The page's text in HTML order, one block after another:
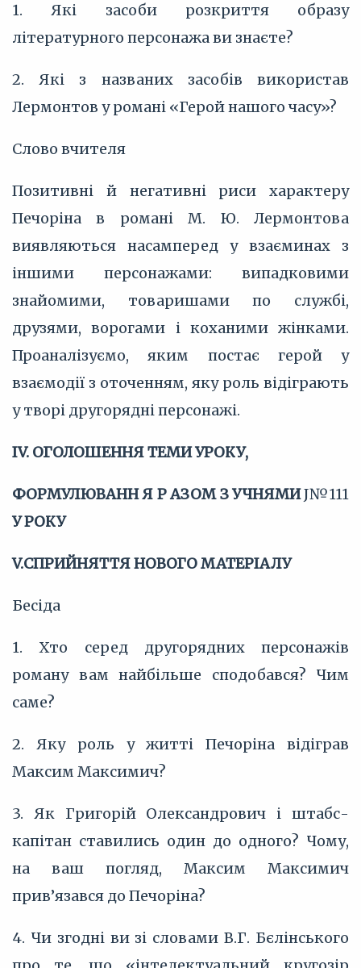
1. Які засоби розкриття образу
літературного персонажа ви знаєте?
2. Які з названих засобів використав
Лермонтов у романі «Герой нашого часу»?
Слово вчителя
Позитивні й негативні риси характеру
Печоріна в романі М. Ю. Лермонтова
виявляються насамперед у взаєминах з
іншими персонажами: випадковими
знайомими, товаришами по службі,
друзями, ворогами і коханими жінками.
Проаналізуємо, яким постає герой у
взаємодії з оточенням, яку роль відіграють
у творі другорядні персонажі.
IV. ОГОЛОШЕННЯ ТЕМИ УРОКУ,
ФОРМУЛЮВАНН Я Р АЗОМ З УЧНЯМИJ№111
У РОКУ
V.СПРИЙНЯТТЯ НОВОГО МАТЕРІАЛУ
Бесіда
1. Хто серед другорядних персонажів
роману вам найбільше сподобався? Чим
саме?
2. Яку роль у житті Печоріна відіграв
Максим Максимич?
3. Як Григорій Олександрович і штабс-
капітан ставились один до одного? Чому,
на ваш погляд, Максим Максимич
прив’язався до Печоріна?
4. Чи згодні ви зі словами В.Г. Бєлінського